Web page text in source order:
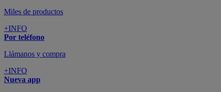
Miles de productos
+INFO
Por teléfono
Llámanos y compra
+INFO
Nueva app